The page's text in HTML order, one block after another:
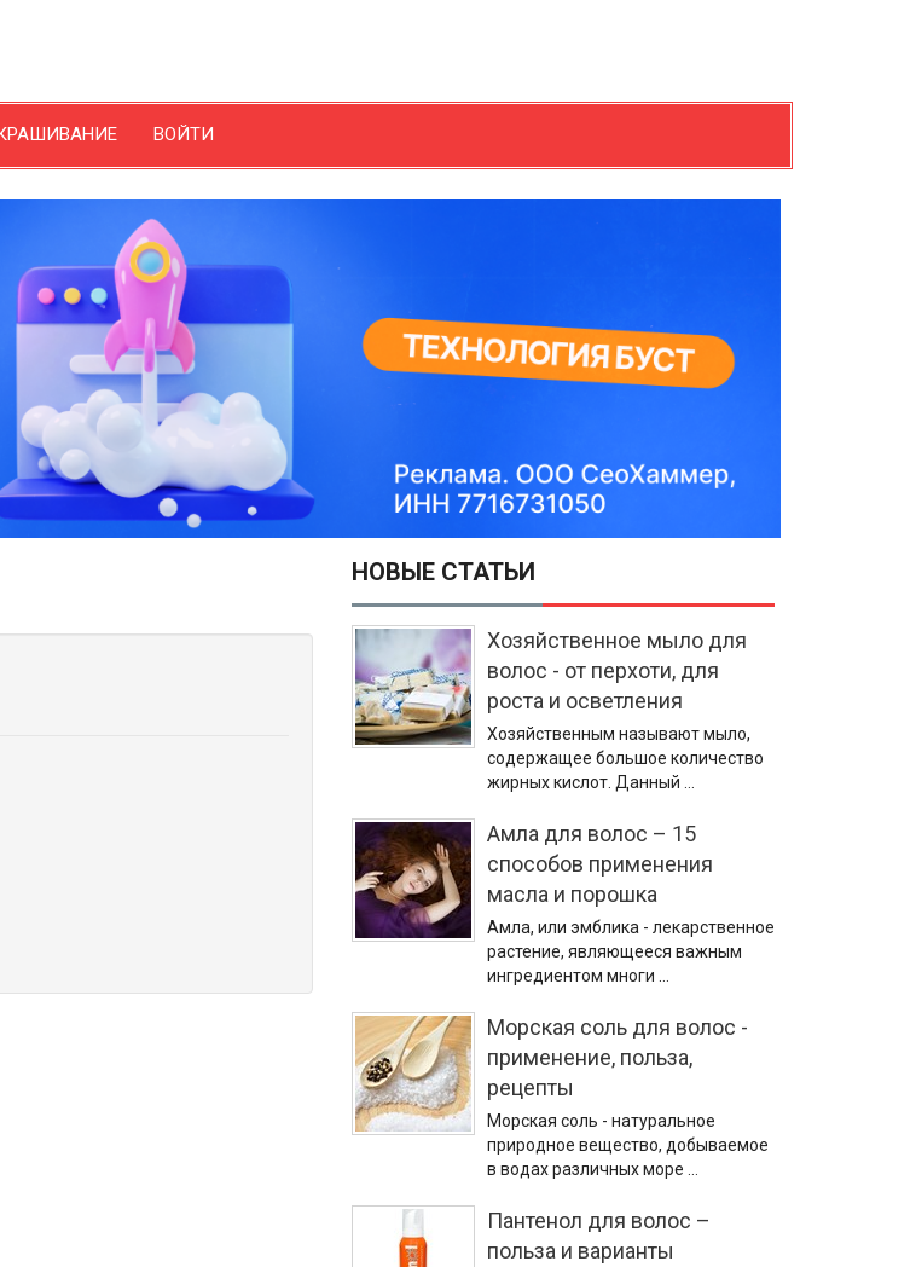
ВОЙТИ
НОВЫЕ СТАТЬИ
Хозяйственное мыло для
волос - от перхоти, для
роста и осветления
Хозяйственным называют мыло,
содержащее большое количество
жирных кислот. Данный …
Амла для волос – 15
способов применения
масла и порошка
Амла, или эмблика - лекарственное
растение, являющееся важным
ингредиентом многи …
Морская соль для волос -
применение, польза,
рецепты
Морская соль - натуральное
природное вещество, добываемое
в водах различных море …
Пантенол для волос –
польза и варианты